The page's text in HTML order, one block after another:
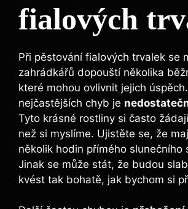
fialových
Při pěstování ‍fialových trvalek se
zahrádkářů⁢ dopouští několika‍
které mohou ovlivnit jejich⁢
nejčastějších chyb je
Tyto krásné rostliny si často
než si myslíme. Ujistěte se, že
několik hodin přímého slunečního
Jinak se může stát,‍ že budou
kvést tak bohatě, jak bychom si